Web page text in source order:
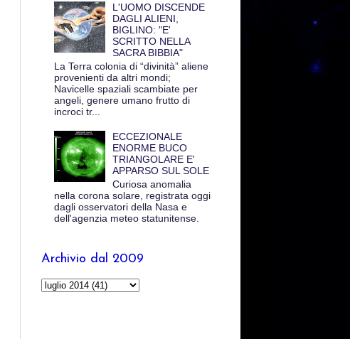
L'UOMO DISCENDE
DAGLI ALIENI,
BIGLINO: "E'
SCRITTO NELLA
SACRA BIBBIA"
La Terra colonia di “divinità” aliene
provenienti da altri mondi;
Navicelle spaziali scambiate per
angeli, genere umano frutto di
incroci tr...
ECCEZIONALE
ENORME BUCO
TRIANGOLARE E'
APPARSO SUL SOLE
Curiosa anomalia
nella corona solare, registrata oggi
dagli osservatori della Nasa e
dell'agenzia meteo statunitense.
Archivio dal 2009